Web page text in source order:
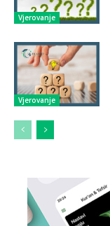
Vjerovanje
Vjerovanje